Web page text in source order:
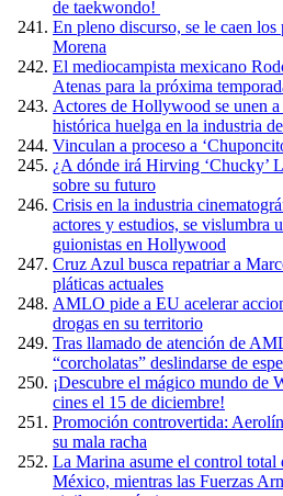
de taekwondo!
En pleno discurso, se le caen
Morena
El mediocampista mexicano
Atenas para la próxima
Actores de Hollywood se unen a
histórica huelga en la industria
Vinculan a proceso a
¿A dónde irá Hirving ‘Chucky’
sobre su futuro
Crisis en la industria
actores y estudios, se vislumbra
guionistas en Hollywood
Cruz Azul busca repatriar a
pláticas actuales
AMLO pide a EU acelerar
drogas en su territorio
Tras llamado de atención de
“corcholatas” deslindarse de
¡Descubre el mágico mundo de
cines el 15 de diciembre!
Promoción controvertida:
su mala racha
La Marina asume el control total
México, mientras las Fuerzas